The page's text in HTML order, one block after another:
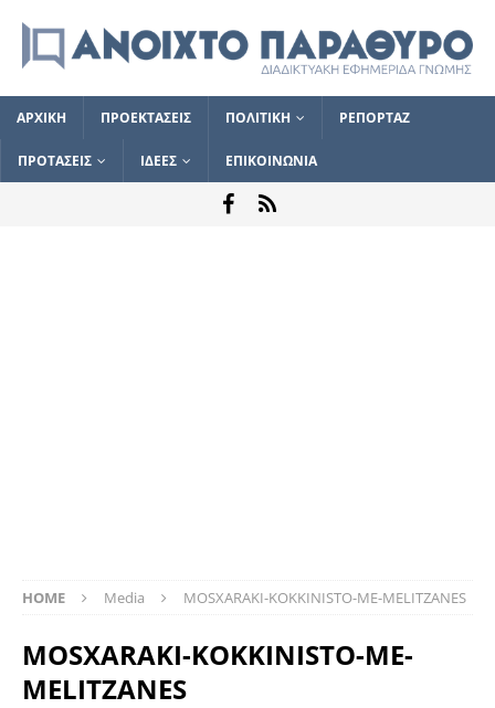
ΑΡΧΙΚΗ ΠΡΟΕΚΤΑΣΕΙΣ ΠΟΛΙΤΙΚΗ ΡΕΠΟΡΤΑΖ
ΠΡΟΤΑΣΕΙΣ ΙΔΕΕΣ ΕΠΙΚΟΙΝΩΝΙΑ
HOME Media MOSXARAKI-KOKKINISTO-ME-MELITZANES
MOSXARAKI-KOKKINISTO-ME-
MELITZANES